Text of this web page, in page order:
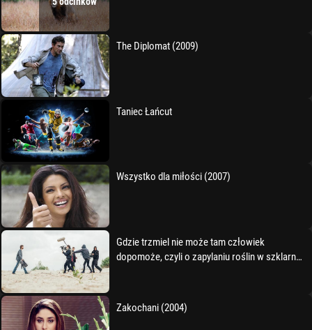
The Diplomat (2009)
Taniec Łańcut
Wszystko dla miłości (2007)
Gdzie trzmiel nie może tam człowiek
dopomoże, czyli o zapylaniu roślin w szklarni
Zakochani (2004)